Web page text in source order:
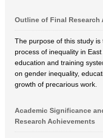
Outline of Final Research
The purpose of this study
process of inequality in
education and training
on gender inequality,
growth of precarious work.
Academic Significance
Research Achievements